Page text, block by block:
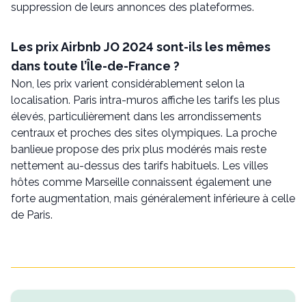
suppression de leurs annonces des plateformes.
Les prix Airbnb JO 2024 sont-ils les mêmes
dans toute l’Île-de-France ?
Non, les prix varient considérablement selon la
localisation. Paris intra-muros affiche les tarifs les plus
élevés, particulièrement dans les arrondissements
centraux et proches des sites olympiques. La proche
banlieue propose des prix plus modérés mais reste
nettement au-dessus des tarifs habituels. Les villes
hôtes comme Marseille connaissent également une
forte augmentation, mais généralement inférieure à celle
de Paris.